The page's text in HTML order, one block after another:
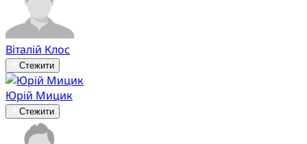
Віталій Клос
Стежити
Юрій Мицик
Стежити